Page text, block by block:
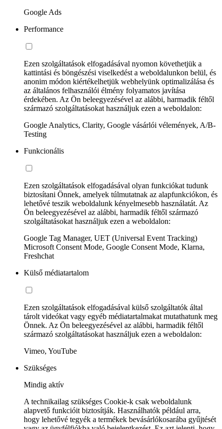
Google Ads
Performance
Ezen szolgáltatások elfogadásával nyomon követhetjük a
kattintási és böngészési viselkedést a weboldalunkon belül, és
anonim módon kiértékelhetjük webhelyünk optimalizálása és
az általános felhasználói élmény folyamatos javítása
érdekében. Az Ön beleegyezésével az alábbi, harmadik féltől
származó szolgáltatásokat használjuk ezen a weboldalon:
Google Analytics, Clarity, Google vásárlói vélemények, A/B-
Testing
Funkcionális
Ezen szolgáltatások elfogadásával olyan funkciókat tudunk
biztosítani Önnek, amelyek túlmutatnak az alapfunkciókon, és
lehetővé teszik weboldalunk kényelmesebb használatát. Az
Ön beleegyezésével az alábbi, harmadik féltől származó
szolgáltatásokat használjuk ezen a weboldalon:
Google Tag Manager, UET (Universal Event Tracking)
Microsoft Consent Mode, Google Consent Mode, Klarna,
Freshchat
Külső médiatartalom
Ezen szolgáltatások elfogadásával külső szolgáltatók által
tárolt videókat vagy egyéb médiatartalmakat mutathatunk meg
Önnek. Az Ön beleegyezésével az alábbi, harmadik féltől
származó szolgáltatásokat használjuk ezen a weboldalon:
Vimeo, YouTube
Szükséges
Mindig aktív
A technikailag szükséges Cookie-k csak weboldalunk
alapvető funkcióit biztosítják. Használhatók például arra,
hogy lehetővé tegyék a termékek bevásárlókosarába gyűjtését